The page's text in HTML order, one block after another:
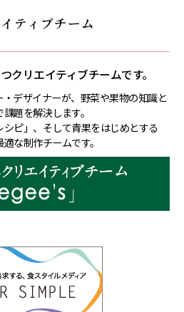
ティブチーム
クリエイティブチームです。
デザイナーが、野菜や果物の知識と
題を解決します。
シピ」、そして青果をはじめとする
な制作チームです。